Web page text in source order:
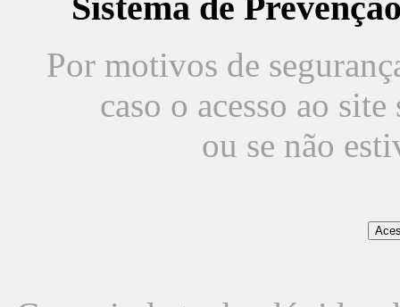
Por motivos de
caso o acesso ao
ou se não